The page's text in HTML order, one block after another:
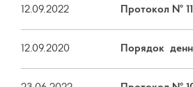
12.09.2022 Протокол № 11
12.09.2020 Порядок